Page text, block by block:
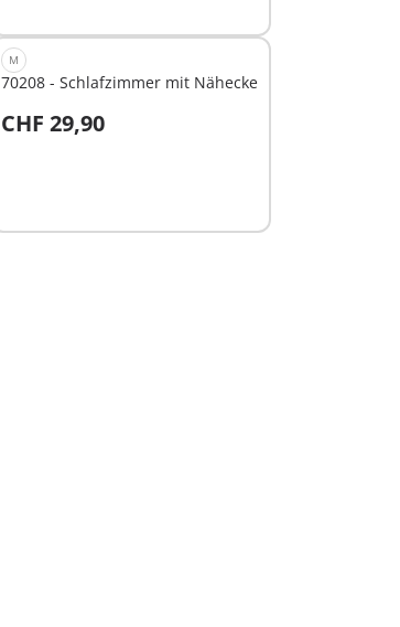
M
70208 - Schlafzimmer mit Nähecke
CHF 29,90
In den Warenkorb